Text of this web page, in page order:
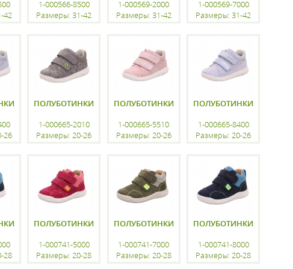
42
1-000566-8500
Размеры: 31-42
1-000569-2000
Размеры: 31-42
1-000569-7000
Размеры: 31-42
26
ПОЛУБОТИНКИ
1-000665-2010
Размеры: 20-26
ПОЛУБОТИНКИ
1-000665-5510
Размеры: 20-26
ПОЛУБОТИНКИ
1-000665-8400
Размеры: 20-26
28
ПОЛУБОТИНКИ
1-000741-5000
Размеры: 20-28
ПОЛУБОТИНКИ
1-000741-7000
Размеры: 20-28
ПОЛУБОТИНКИ
1-000741-8000
Размеры: 20-28